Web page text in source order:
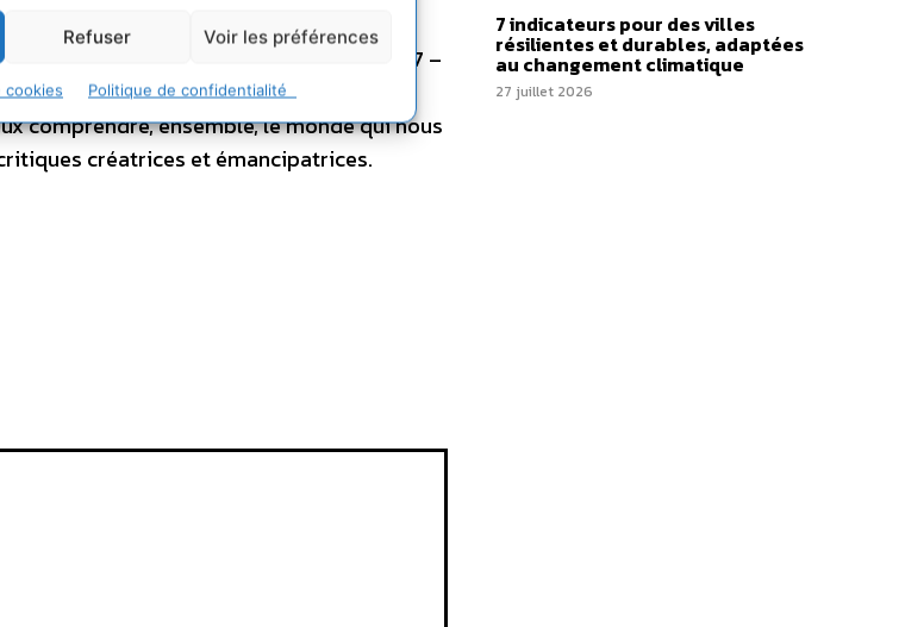
Refuser Voir les préférences
cookies Politique de confidentialité
ressource. Le programme, 2007 –
du 31 mars est conçue pour
comprendre, ensemble, le monde qui nous
créatrices et émancipatrices.
7 indicateurs pour des villes
résilientes et durables, adaptées
au changement climatique
27 juillet 2026